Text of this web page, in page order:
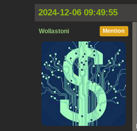
2024-12-06 09:49:55
Mention
Wollastoni